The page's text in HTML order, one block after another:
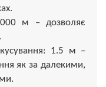
м – дозволяє
1.5 м –
як за далекими,